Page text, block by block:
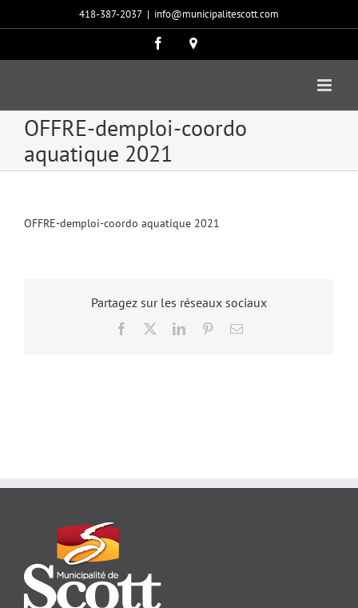
418-387-2037 | info@municipalitescott.com
Facebook
Carte
OFFRE-demploi-coordo
aquatique 2021
OFFRE-demploi-coordo aquatique 2021
Partagez sur les réseaux sociaux
Facebook LinkedInPinterestEmail